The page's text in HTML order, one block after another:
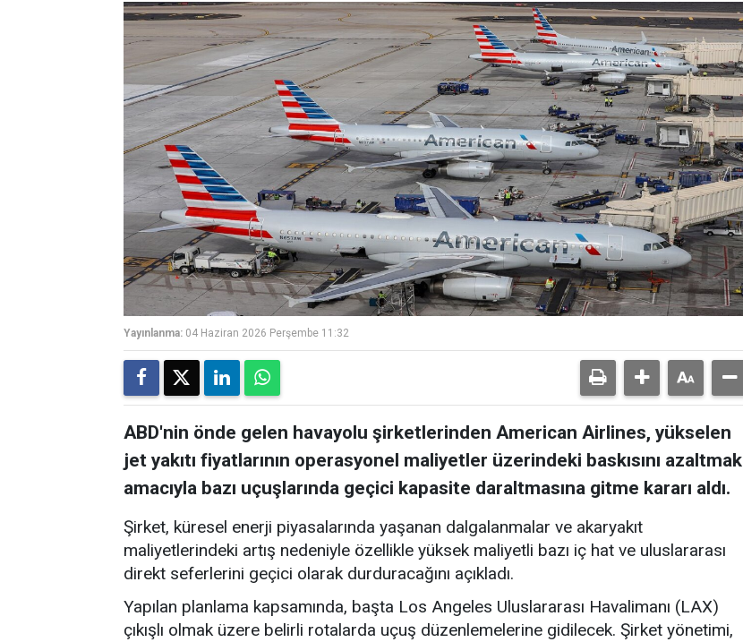
Yayınlanma: 04 Haziran 2026 Perşembe 11:32
ABD'nin önde gelen havayolu şirketlerinden American Airlines, yükselen
jet yakıtı fiyatlarının operasyonel maliyetler üzerindeki baskısını azaltmak
amacıyla bazı uçuşlarında geçici kapasite daraltmasına gitme kararı aldı.
Şirket, küresel enerji piyasalarında yaşanan dalgalanmalar ve akaryakıt
maliyetlerindeki artış nedeniyle özellikle yüksek maliyetli bazı iç hat ve uluslararası
direkt seferlerini geçici olarak durduracağını açıkladı.
Yapılan planlama kapsamında, başta Los Angeles Uluslararası Havalimanı (LAX)
çıkışlı olmak üzere belirli rotalarda uçuş düzenlemelerine gidilecek. Şirket yönetimi,